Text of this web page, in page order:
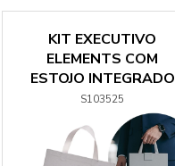
KIT EXECUTIVO
ELEMENTS COM
ESTOJO INTEGRADO
S103525